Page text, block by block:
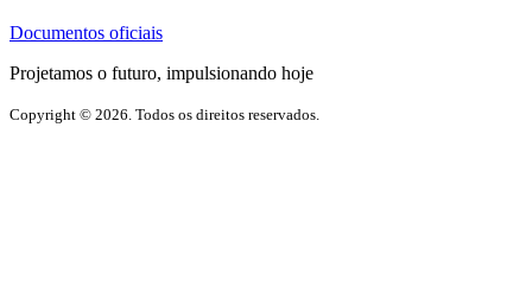
Documentos oficiais
Projetamos o futuro, impulsionando hoje
Copyright © 2026. Todos os direitos reservados.